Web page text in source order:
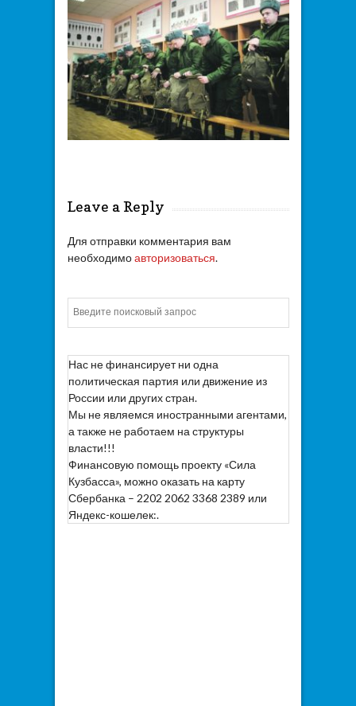
Leave a Reply
Для отправки комментария вам
необходимоавторизоваться.
Нас не финансирует ни одна
политическая партия или движение из
России или других стран.
Мы не являемся иностранными агентами,
а также не работаем на структуры
власти!!!
Финансовую помощь проекту «Сила
Кузбасса», можно оказать на карту
Сбербанка – 2202 2062 3368 2389 или
Яндекс-кошелек:.